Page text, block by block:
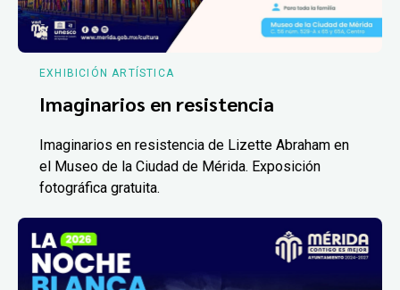
EXHIBICIÓN ARTÍSTICA
Imaginarios en resistencia
Imaginarios en resistencia de Lizette Abraham en
el Museo de la Ciudad de Mérida. Exposición
fotográfica gratuita.